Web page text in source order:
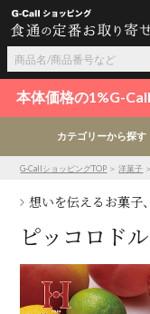
本体価格の1%G-
カテゴリーから探す
G-CallショッピングTOP ＞洋菓子 ＞
想いを伝えるお菓子
ピッコロド